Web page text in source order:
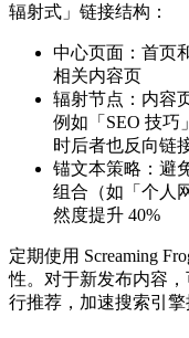
辐射式」链接结构：
中心页面：首页
相关内容页
辐射节点：内容
例如「SEO 技巧
时后者也反向链
锚文本策略：避
组合（如「个人
然度提升 40%
定期使用 Screaming
性。对于新发布内容
行推荐，加速搜索引擎